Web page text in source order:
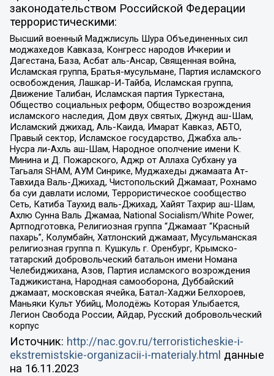
законодательством Российской Федерации
террористическими:
Высший военный Маджлисуль Шура Объединенных сил
моджахедов Кавказа, Конгресс народов Ичкерии и
Дагестана, База, Асбат аль-Ансар, Священная война,
Исламская группа, Братья-мусульмане, Партия исламского
освобождения, Лашкар-И-Тайба, Исламская группа,
Движение Талибан, Исламская партия Туркестана,
Общество социальных реформ, Общество возрождения
исламского наследия, Дом двух святых, Джунд аш-Шам,
Исламский джихад, Аль-Каида, Имарат Кавказ, АБТО,
Правый сектор, Исламское государство, Джабха аль-
Нусра ли-Ахль аш-Шам, Народное ополчение имени К.
Минина и Д. Пожарского, Аджр от Аллаха Субхану уа
Тагьаля SHAM, АУМ Синрике, Муджахеды джамаата Ат-
Тавхида Валь-Джихад, Чистопольский Джамаат, Рохнамо
ба суи давлати исломи, Террористическое сообщество
Сеть, Катиба Таухид валь-Джихад, Хайят Тахрир аш-Шам,
Ахлю Сунна Валь Джамаа, National Socialism/White Power,
Артподготовка, Религиозная группа “Джамаат “Красный
пахарь”, Колумбайн, Хатлонский джамаат, Мусульманская
религиозная группа п. Кушкуль г. Оренбург, Крымско-
татарский добровольческий батальон имени Номана
Челебиджихана, Азов, Партия исламского возрождения
Таджикистана, Народная самооборона, Дуббайский
джамаат, московская ячейка, Батал-Хаджи Белхороев,
Маньяки Культ Убийц, Молодёжь Которая Улыбается,
Легион Свобода России, Айдар, Русский добровольческий
корпус
Источник: http://nac.gov.ru/terroristicheskie-i-
ekstremistskie-organizacii-i-materialy.html данные
на 16.11.2023